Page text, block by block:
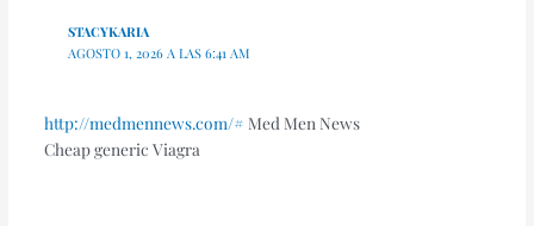
STACYKARIA
AGOSTO 1, 2026 A LAS 6:41 AM
http://medmennews.com/# Med Men News
Cheap generic Viagra